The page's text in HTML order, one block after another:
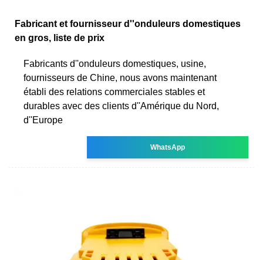
Fabricant et fournisseur d''onduleurs domestiques
en gros, liste de prix
Fabricants d''onduleurs domestiques, usine,
fournisseurs de Chine, nous avons maintenant
établi des relations commerciales stables et
durables avec des clients d''Amérique du Nord,
d''Europe
WhatsApp